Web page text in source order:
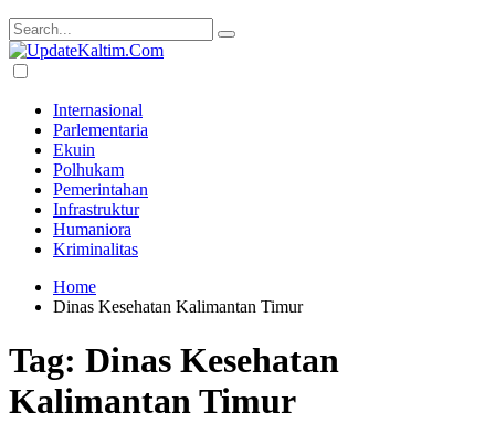
Internasional
Parlementaria
Ekuin
Polhukam
Pemerintahan
Infrastruktur
Humaniora
Kriminalitas
Home
Dinas Kesehatan Kalimantan Timur
Tag: Dinas Kesehatan
Kalimantan Timur